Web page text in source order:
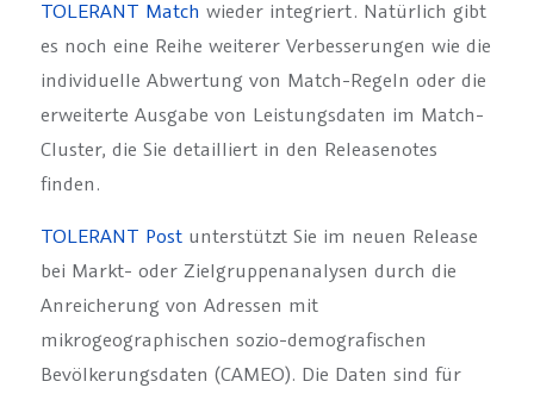
TOLERANT Match wieder integriert. Natürlich gibt
es noch eine Reihe weiterer Verbesserungen wie die
individuelle Abwertung von Match-Regeln oder die
erweiterte Ausgabe von Leistungsdaten im Match-
Cluster, die Sie detailliert in den Releasenotes
finden.
TOLERANT Postunterstützt Sie im neuen Release
bei Markt- oder Zielgruppenanalysen durch die
Anreicherung von Adressen mit
mikrogeographischen sozio-demografischen
Bevölkerungsdaten (CAMEO). Die Daten sind für